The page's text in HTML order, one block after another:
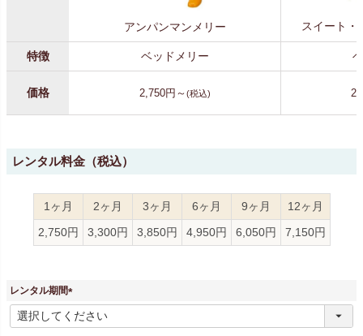
アンパンマンメリー スイート・
特徴 ベッドメリー
価格 2,750円～ (税込)
レンタル料金（税込）
1ヶ月 2ヶ月 3ヶ月 6ヶ月 9ヶ月
12ヶ月
2,750円
3,300円 3,850円 4,950円 6,050円 7,150円
レンタル期間
(
必